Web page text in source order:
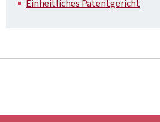
Einheitliches Patentgericht